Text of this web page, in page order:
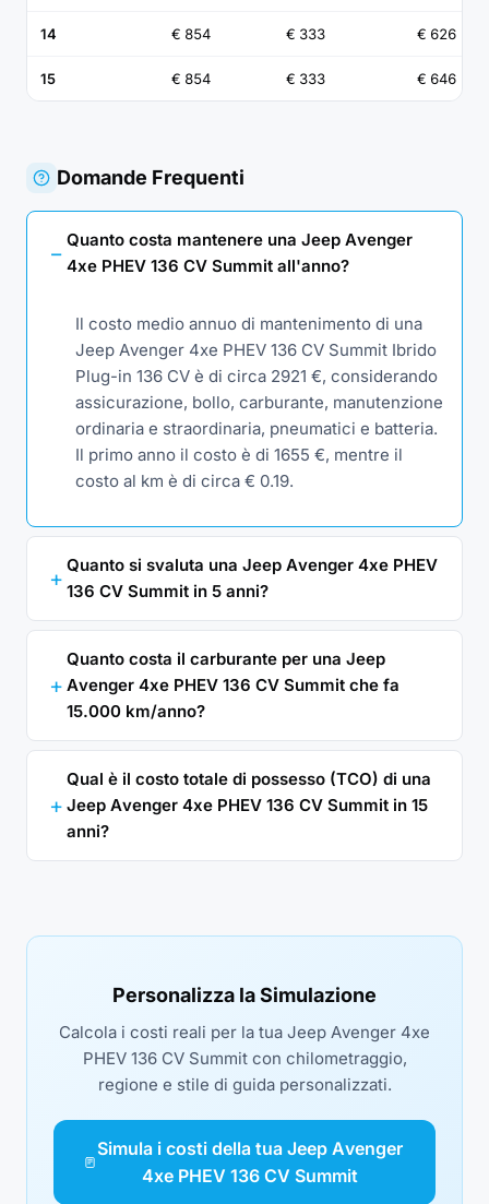
14 € 854 € 333 € 626
15 € 854 € 333 € 646
Domande Frequenti
Quanto costa mantenere una Jeep Avenger
4xe PHEV 136 CV Summit all'anno?
Il costo medio annuo di mantenimento di una
Jeep Avenger 4xe PHEV 136 CV Summit Ibrido
Plug-in 136 CV è di circa 2921 €, considerando
assicurazione, bollo, carburante, manutenzione
ordinaria e straordinaria, pneumatici e batteria.
Il primo anno il costo è di 1655 €, mentre il
costo al km è di circa € 0.19.
Quanto si svaluta una Jeep Avenger 4xe PHEV
136 CV Summit in 5 anni?
Quanto costa il carburante per una Jeep
Avenger 4xe PHEV 136 CV Summit che fa
15.000 km/anno?
Qual è il costo totale di possesso (TCO) di una
Jeep Avenger 4xe PHEV 136 CV Summit in 15
anni?
Personalizza la Simulazione
Calcola i costi reali per la tua Jeep Avenger 4xe
PHEV 136 CV Summit con chilometraggio,
regione e stile di guida personalizzati.
Simula i costi della tua Jeep Avenger
4xe PHEV 136 CV Summit